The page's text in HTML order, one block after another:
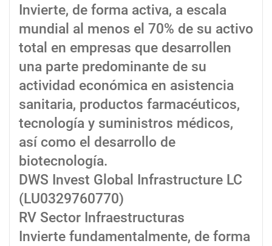
Invierte, de forma activa, a escala
mundial al menos el 70% de su activo
total en empresas que desarrollen
una parte predominante de su
actividad económica en asistencia
sanitaria, productos farmacéuticos,
tecnología y suministros médicos,
así como el desarrollo de
biotecnología.
DWS Invest Global Infrastructure LC
(LU0329760770)
RV Sector Infraestructuras
Invierte fundamentalmente, de forma